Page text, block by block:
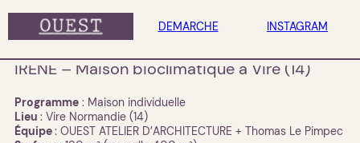
DEMARCHE INSTAGRAM
IRENE – Maison bioclimatique à Vire (14)
Programme : Maison individuelle
Lieu : Vire Normandie (14)
Équipe: OUEST ATELIER D’ARCHITECTURE + Thomas Le Pimpec